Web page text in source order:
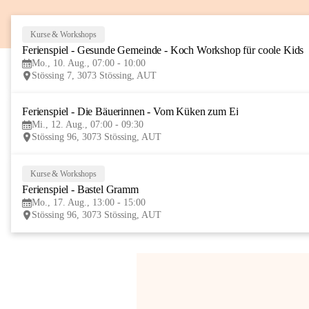
Kurse & Workshops
Ferienspiel - Gesunde Gemeinde - Koch Workshop für coole Kids
Mo., 10. Aug., 07:00 - 10:00
Stössing 7, 3073 Stössing, AUT
Ferienspiel - Die Bäuerinnen - Vom Küken zum Ei
Mi., 12. Aug., 07:00 - 09:30
Stössing 96, 3073 Stössing, AUT
Kurse & Workshops
Ferienspiel - Bastel Gramm
Mo., 17. Aug., 13:00 - 15:00
Stössing 96, 3073 Stössing, AUT